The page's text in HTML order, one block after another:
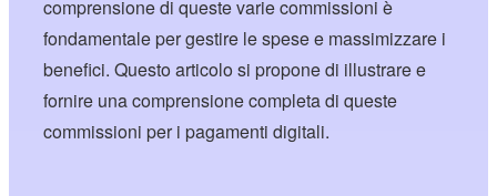
comprensione di queste varie commissioni è
fondamentale per gestire le spese e massimizzare i
benefici. Questo articolo si propone di illustrare e
fornire una comprensione completa di queste
commissioni per i pagamenti digitali.